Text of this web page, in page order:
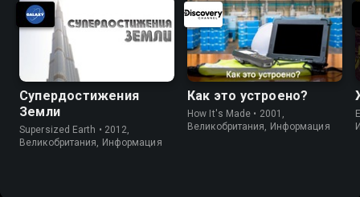
Супердостижения
Земли
Supersized Earth • 2012,
Великобритания, Информация
Как это устроено?
How It's Made • 2001,
Великобритания, Информация